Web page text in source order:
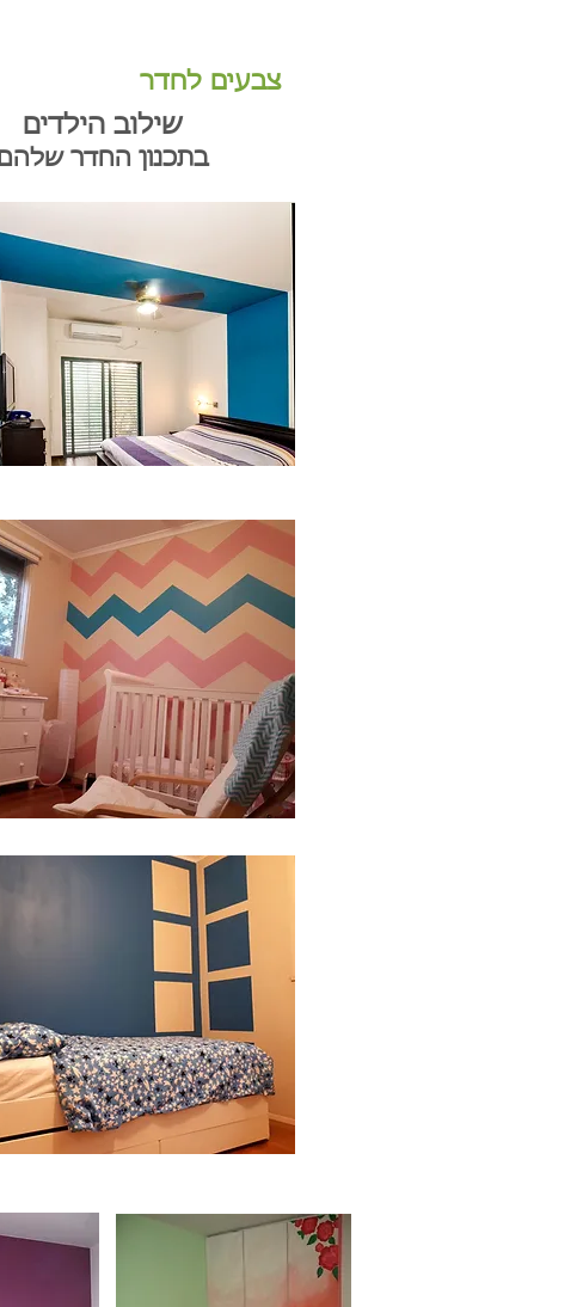
צבעים לחדר
שילוב הילדים
בתכנון החדר שלהם